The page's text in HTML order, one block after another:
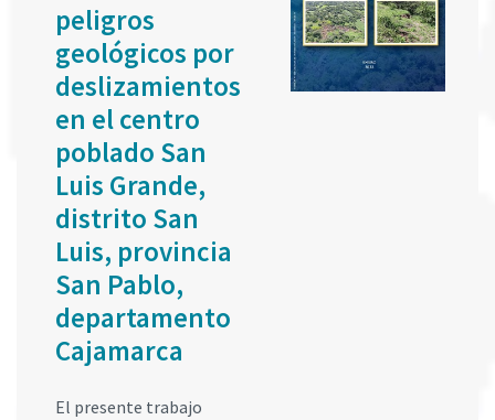
peligros
geológicos por
deslizamientos
en el centro
poblado San
Luis Grande,
distrito San
Luis, provincia
San Pablo,
departamento
Cajamarca
El presente trabajo